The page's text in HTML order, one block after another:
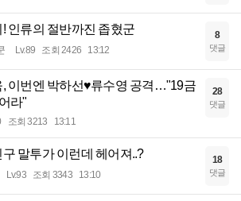
! 인류의 절반까진 좁혔군
Lv.89 조회 2426 13:12
8
댓글
, 이번엔 박하선♥류수영 공격…"19금
라"
조회 3213 13:11
28
댓글
말투가 이런데 헤어져..?
Lv.93 조회 3343 13:10
18
댓글